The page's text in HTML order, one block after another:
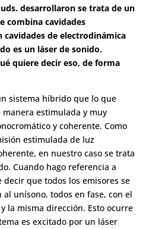
desarrollaron se trata de un
combina cavidades
cavidades de electrodinámica
es un láser de sonido.
quiere decir eso, de forma
sistema híbrido que lo que
manera estimulada y muy
y coherente. Como
estimulada de luz
en nuestro caso se trata
Cuando hago referencia a
decir que todos los emisores se
unísono, todos en fase, con el
la misma dirección. Esto ocurre
es excitado por un láser